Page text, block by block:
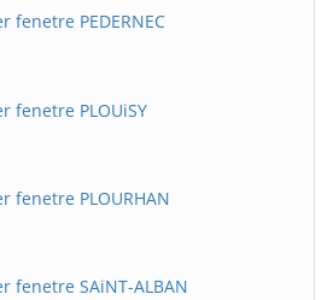
fenetre PEDERNEC
fenetre PLOUiSY
fenetre PLOURHAN
fenetre SAiNT-ALBAN